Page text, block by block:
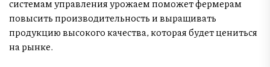
системам управления урожаем поможет фермерам
повысить производительность и выращивать
продукцию высокого качества, которая будет цениться
на рынке.